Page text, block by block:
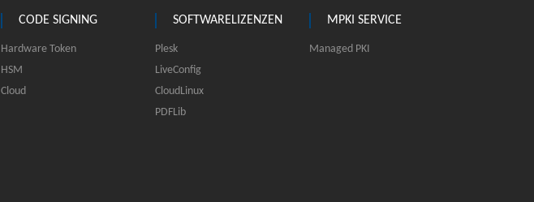
CODE SIGNING
Hardware Token
HSM
Cloud
SOFTWARELIZENZEN
Plesk
LiveConfig
CloudLinux
PDFLib
MPKI SERVICE
Managed PKI